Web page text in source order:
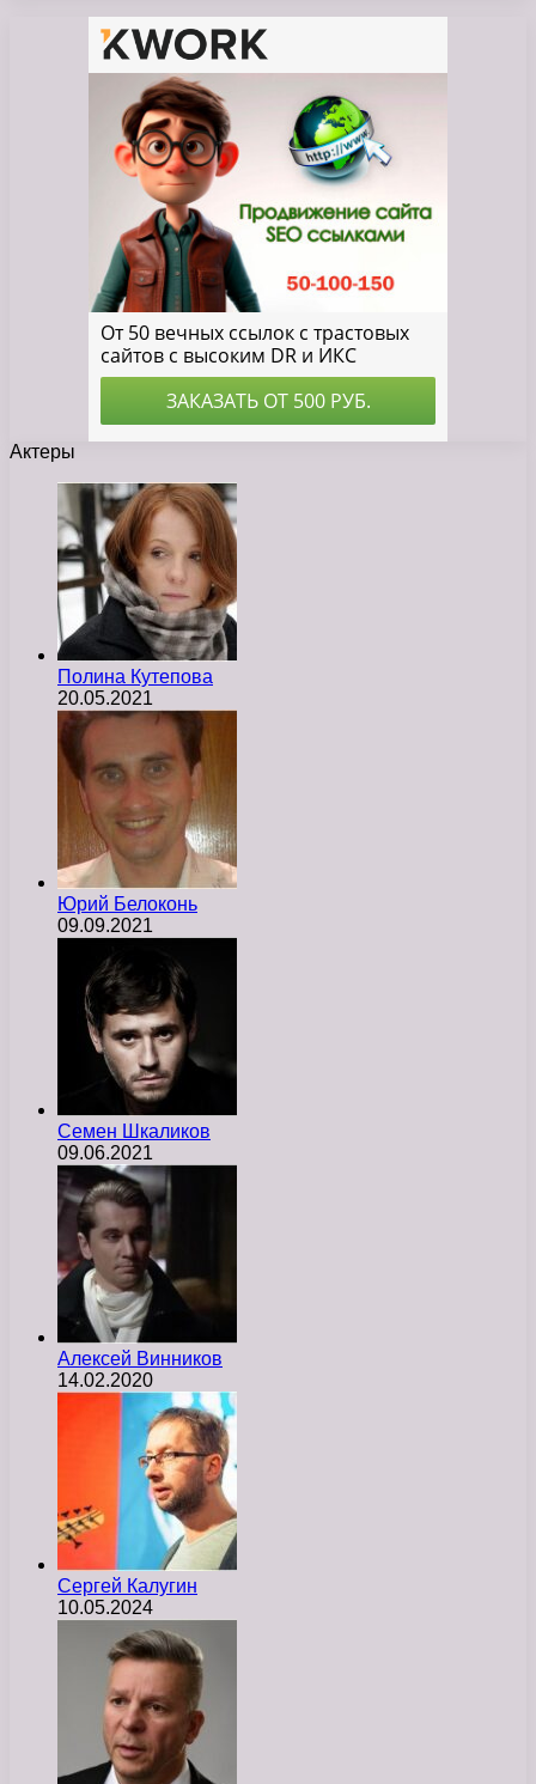
Актеры
Полина Кутепова
20.05.2021
Юрий Белоконь
09.09.2021
Семен Шкаликов
09.06.2021
Алексей Винников
14.02.2020
Сергей Калугин
10.05.2024